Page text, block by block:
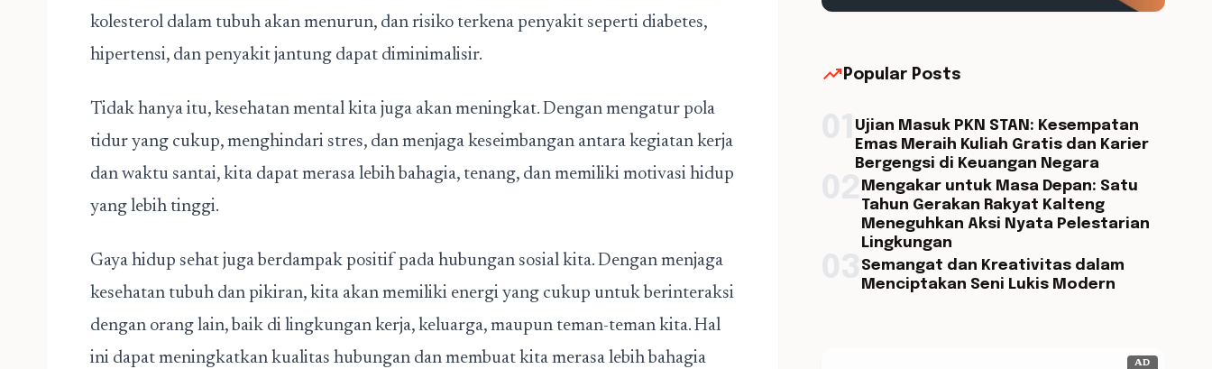
kolesterol dalam tubuh akan menurun, dan risiko terkena penyakit seperti diabetes,
hipertensi, dan penyakit jantung dapat diminimalisir.
Tidak hanya itu, kesehatan mental kita juga akan meningkat. Dengan mengatur pola
tidur yang cukup, menghindari stres, dan menjaga keseimbangan antara kegiatan kerja
dan waktu santai, kita dapat merasa lebih bahagia, tenang, dan memiliki motivasi hidup
yang lebih tinggi.
Gaya hidup sehat juga berdampak positif pada hubungan sosial kita. Dengan menjaga
kesehatan tubuh dan pikiran, kita akan memiliki energi yang cukup untuk berinteraksi
dengan orang lain, baik di lingkungan kerja, keluarga, maupun teman-teman kita. Hal
ini dapat meningkatkan kualitas hubungan dan membuat kita merasa lebih bahagia
trending_up Popular Posts
Ujian Masuk PKN STAN: Kesempatan
Emas Meraih Kuliah Gratis dan Karier
Bergengsi di Keuangan Negara
Mengakar untuk Masa Depan: Satu
Tahun Gerakan Rakyat Kalteng
Meneguhkan Aksi Nyata Pelestarian
Lingkungan
Semangat dan Kreativitas dalam
Menciptakan Seni Lukis Modern
AD